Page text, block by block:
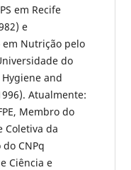
em Recife
e
em Nutrição pelo
do
and
Atualmente:
Membro do
Coletiva da
CNPq
Ciência e